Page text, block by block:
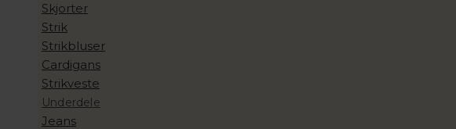
Skjorter
Strik
Strikbluser
Cardigans
Strikveste
Underdele
Jeans